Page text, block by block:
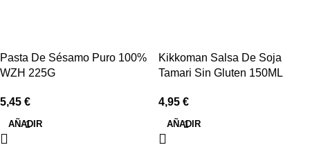
Pasta De Sésamo Puro 100%
WZH 225G
5,45 €
AÑADIR
Kikkoman Salsa De Soja
Tamari Sin Gluten 150ML
4,95 €
AÑADIR